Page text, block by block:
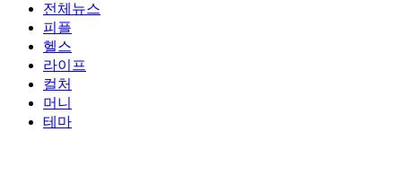
전체뉴스
피플
헬스
라이프
컬처
머니
테마